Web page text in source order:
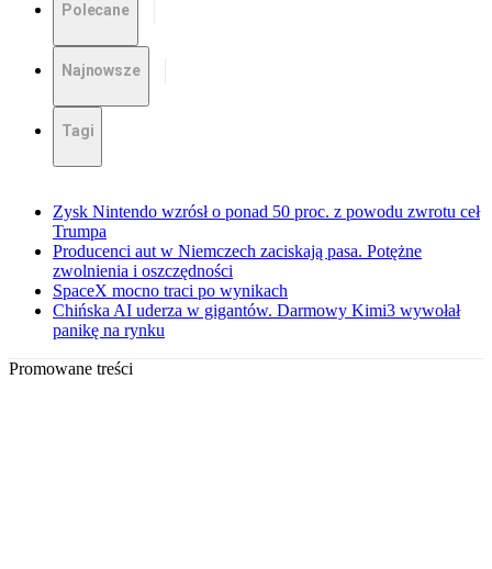
Polecane
Najnowsze
Tagi
Zysk Nintendo wzrósł o ponad 50 proc. z powodu zwrotu ceł
Trumpa
Producenci aut w Niemczech zaciskają pasa. Potężne
zwolnienia i oszczędności
SpaceX mocno traci po wynikach
Chińska AI uderza w gigantów. Darmowy Kimi3 wywołał
panikę na rynku
Promowane treści